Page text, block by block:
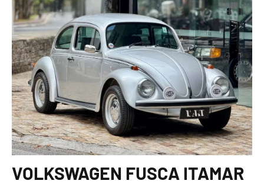
VOLKSWAGEN FUSCA ITAMAR